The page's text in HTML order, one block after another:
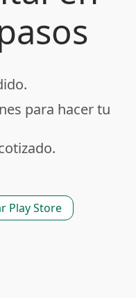
para hacer tu
Play Store